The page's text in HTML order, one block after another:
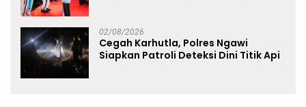
02/08/2026
Cegah Karhutla, Polres Ngawi
Siapkan Patroli Deteksi Dini Titik Api